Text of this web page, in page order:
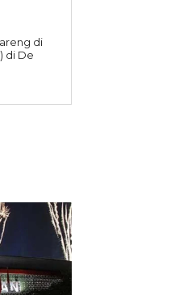
di
di De